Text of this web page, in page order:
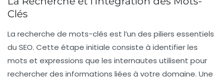
Clés
La recherche de mots-clés est l’un des piliers essentiels
du SEO. Cette étape initiale consiste à identifier les
mots et expressions que les internautes utilisent pour
rechercher des informations liées à votre domaine. Une